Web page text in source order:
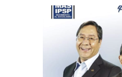
publics
mon
département